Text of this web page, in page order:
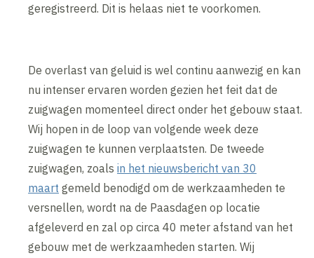
geregistreerd. Dit is helaas niet te voorkomen.
De overlast van geluid is wel continu aanwezig en kan
nu intenser ervaren worden gezien het feit dat de
zuigwagen momenteel direct onder het gebouw staat.
Wij hopen in de loop van volgende week deze
zuigwagen te kunnen verplaatsten. De tweede
zuigwagen, zoalsin het nieuwsbericht van 30
maart gemeld benodigd om de werkzaamheden te
versnellen, wordt na de Paasdagen op locatie
afgeleverd en zal op circa 40 meter afstand van het
gebouw met de werkzaamheden starten. Wij